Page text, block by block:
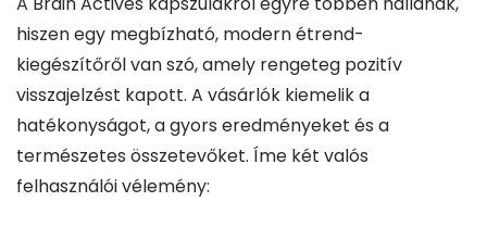
hiszen egy megbízható, modern étrend-
kiegészítőről van szó, amely rengeteg pozitív
visszajelzést kapott. A vásárlók kiemelik a
hatékonyságot, a gyors eredményeket és a
természetes összetevőket. Íme két valós
felhasználói vélemény: